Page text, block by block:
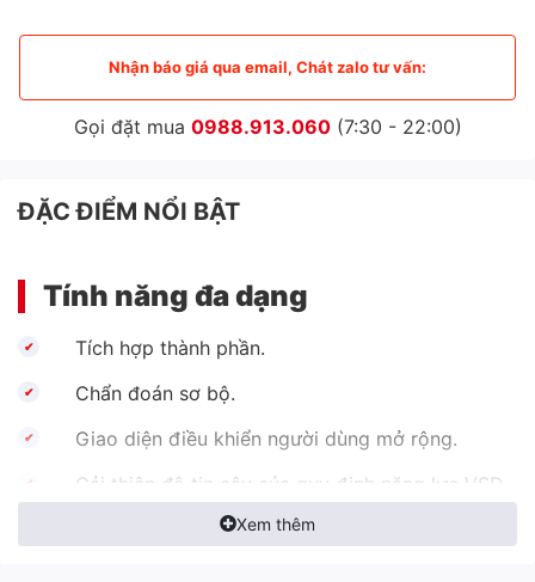
Nhận báo giá qua email, Chát zalo tư vấn:
Gọi đặt mua 0988.913.060(7:30 - 22:00)
ĐẶC ĐIỂM NỔI BẬT
Tính năng đa dạng
Tích hợp thành phần.
Chẩn đoán sơ bộ.
Giao diện điều khiển người dùng mở rộng.
Cải thiện độ tin cậy của quy định năng lực VSD.
Cải tiến kỹ thuật âm thanh.
Xem thêm